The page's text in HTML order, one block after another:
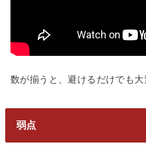
数が揃うと、避けるだけでも
弱点